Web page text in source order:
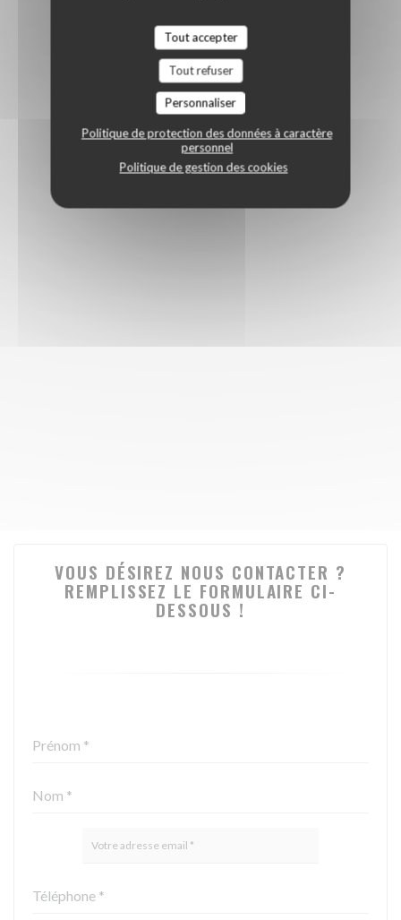
Tout accepter
Tout refuser
Personnaliser
Politique de protection des données à caractère
personnel
Politique de gestion des cookies
VOUS DÉSIREZ NOUS CONTACTER ?
REMPLISSEZ LE FORMULAIRE CI-
DESSOUS !